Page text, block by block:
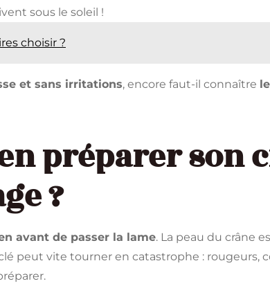
sous le soleil !
choisir ?
et sans irritations, encore faut-il connaître
préparer son
?
avant de passer la lame. La peau du crâne
peut vite tourner en catastrophe : rougeurs,